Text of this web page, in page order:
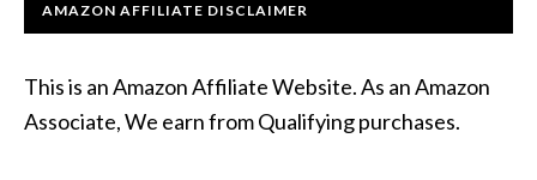
AMAZON AFFILIATE DISCLAIMER
This is an Amazon Affiliate Website. As an Amazon
Associate, We earn from Qualifying purchases.